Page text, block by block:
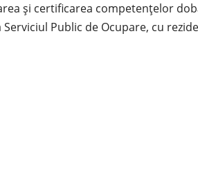
și certificarea competențelor
Public de Ocupare, cu